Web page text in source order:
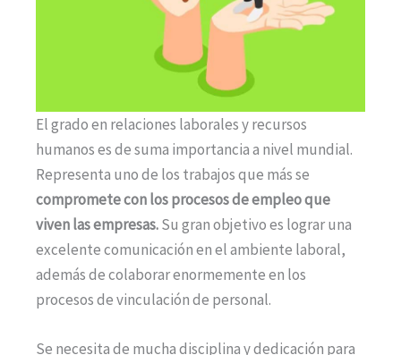
El grado en relaciones laborales y recursos
humanos es de suma importancia a nivel mundial.
Representa uno de los trabajos que más se
compromete con los procesos de empleo que
viven las empresas.Su gran objetivo es lograr una
excelente comunicación en el ambiente laboral,
además de colaborar enormemente en los
procesos de vinculación de personal.
Se necesita de mucha disciplina y dedicación para